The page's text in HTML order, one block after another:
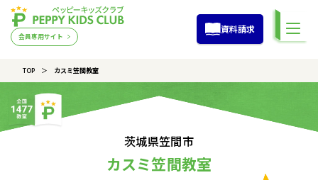
会員専用サイト
資料請求
TOP カスミ笠間教室
茨城県笠間市
カスミ笠間教室